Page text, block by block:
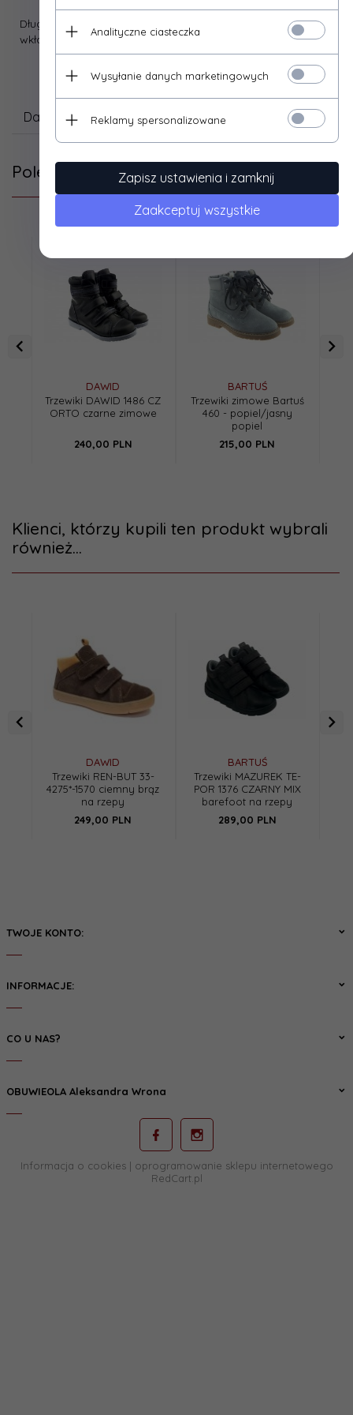
Długość
wkładki:
17,5018,00 19,00 19,50 21,50 22,00
Dane techniczne
Polecamy
DAWID
Trzewiki DAWID 1486 CZ
ORTO czarne zimowe
240,00 PLN
BARTUŚ
Trzewiki zimowe Bartuś
460 - popiel/jasny
popiel
215,00 PLN
Klienci, którzy kupili ten produkt wybrali
również...
DAWID
Trzewiki REN-BUT 33-
4275*-1570 ciemny brąz
na rzepy
249,00 PLN
BARTUŚ
Trzewiki MAZUREK TE-
POR 1376 CZARNY MIX
barefoot na rzepy
289,00 PLN
TWOJE KONTO:
INFORMACJE:
CO U NAS?
OBUWIEOLA Aleksandra Wrona
Informacja o cookies| oprogramowanie sklepu internetowego
RedCart.pl
Analityczne ciasteczka
Wysyłanie danych marketingowych
Reklamy spersonalizowane
Zapisz ustawienia i zamknij
Zaakceptuj wszystkie